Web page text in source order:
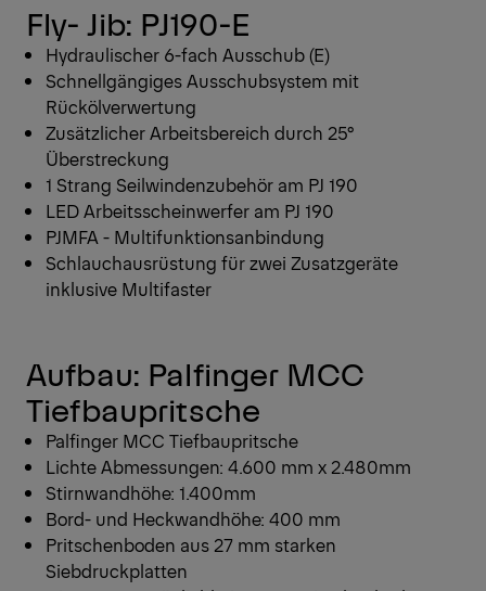
Fly- Jib: PJ190-E
Hydraulischer 6-fach Ausschub (E)
Schnellgängiges Ausschubsystem mit
Rückölverwertung
Zusätzlicher Arbeitsbereich durch 25°
Überstreckung
1 Strang Seilwindenzubehör am PJ 190
LED Arbeitsscheinwerfer am PJ 190
PJMFA - Multifunktionsanbindung
Schlauchausrüstung für zwei Zusatzgeräte
inklusive Multifaster
Aufbau: Palfinger MCC
Tiefbaupritsche
Palfinger MCC Tiefbaupritsche
Lichte Abmessungen: 4.600 mm x 2.480mm
Stirnwandhöhe: 1.400mm
Bord- und Heckwandhöhe: 400 mm
Pritschenboden aus 27 mm starken
Siebdruckplatten